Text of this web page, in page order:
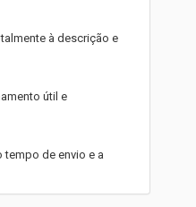
à descrição e
útil e
tempo de envio e a